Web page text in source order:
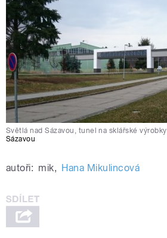
pause
Světlá nad Sázavou, tunel na sklářské výrobky
Sázavou
autoři: mik, Hana Mikulincová